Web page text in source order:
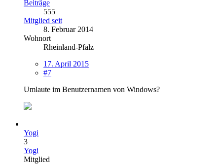
Beiträge
555
Mitglied seit
8. Februar 2014
Wohnort
Rheinland-Pfalz
17. April 2015
#7
Umlaute im Benutzernamen von Windows?
Yogi
3
Yogi
Mitglied